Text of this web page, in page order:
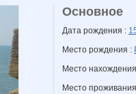
Основное
Дата рождения :
Место рождения :
Место
Место